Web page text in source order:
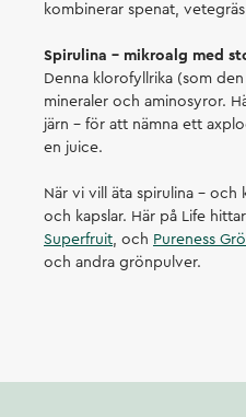
kombinerar spenat,
Spirulina – mikroalg med
Denna klorofyllrika (som
mineraler och aminosyror.
järn – för att nämna ett
en juice.
När vi vill äta spirulina –
och kapslar. Här på Life
Superfruit , och Pureness
och andra grönpulver.